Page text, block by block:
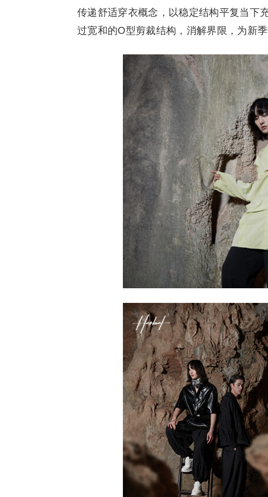
传递舒适穿衣概念，以稳定结构平复当下
过宽和的O型剪裁结构，消解界限，为新